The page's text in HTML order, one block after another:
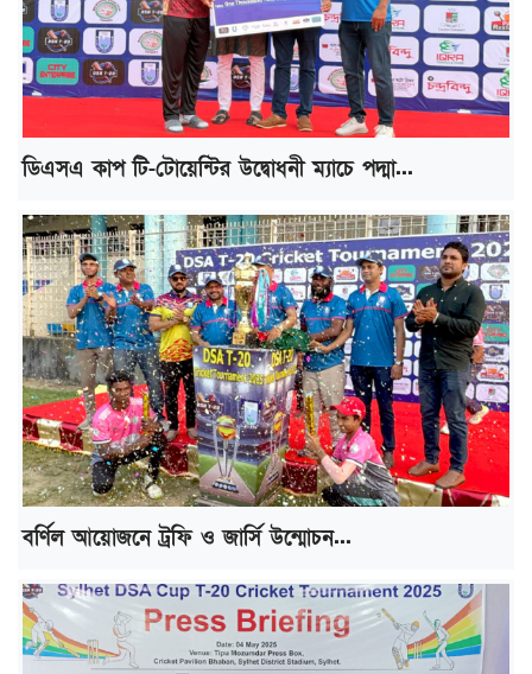
ডিএসএ কাপ টি-টোয়েন্টির উদ্বোধনী ম্যাচে পদ্মা...
বর্ণিল আয়োজনে ট্রফি ও জার্সি উন্মোচন...